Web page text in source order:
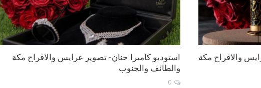
والافراح مكة
استوديو كاميرا حنان- تصوير عرايس والافراح مكة
والطائف والجنوب
0